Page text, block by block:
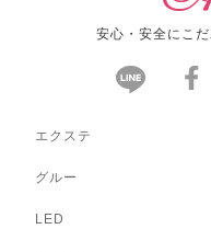
安心・安全にこ
エクステ
グルー
LED